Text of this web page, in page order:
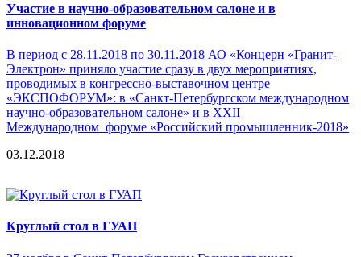
Участие в научно-образовательном салоне и в
инновационном форуме
В период с 28.11.2018 по 30.11.2018 АО «Концерн «Гранит-
Электрон» приняло участие сразу в двух мероприятиях,
проводимых в конгрессно-выставочном центре
«ЭКСПОФОРУМ»: в «Санкт-Петербургском международном
научно-образовательном салоне» и в XXII
Международном форуме «Российский промышленник-2018»
03.12.2018
Круглый стол в ГУАП